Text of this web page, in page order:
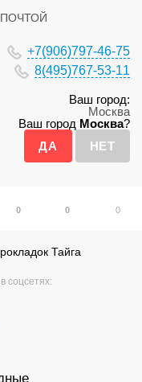
+7(906)797-46-75
8(495)767-53-11
Ваш город:
Москва
Ваш город Москва?
0
0 0
Тайга
соцсетях: